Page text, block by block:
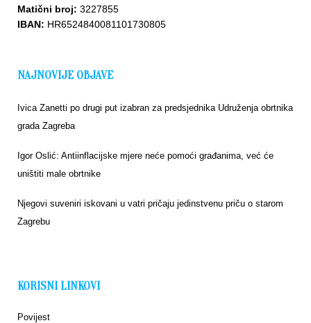
Matični broj: 3227855
IBAN: HR6524840081101730805
NAJNOVIJE OBJAVE
Ivica Zanetti po drugi put izabran za predsjednika Udruženja obrtnika
grada Zagreba
Igor Oslić: Antiinflacijske mjere neće pomoći građanima, već će
uništiti male obrtnike
Njegovi suveniri iskovani u vatri pričaju jedinstvenu priču o starom
Zagrebu
KORISNI LINKOVI
Povijest